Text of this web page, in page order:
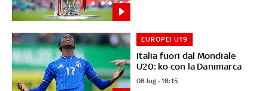
Italia fuori dal Mondiale
U20: ko con la Danimarca
EUROPEI U19
08 lug - 18:15